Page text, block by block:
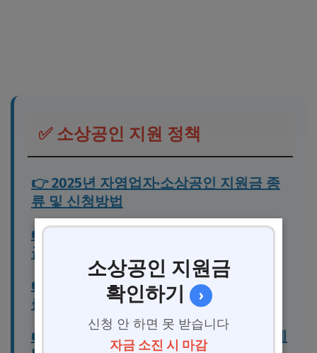
✅ 소상공인 지원 정책
👉 2025년 자영업자·소상공인 지원금 종
류 및 신청방법
👉 전국 지역별 소상공인 카드수수료 환
급 신청방법
👉 자영업자 소상공인 장기채무조정 ‘새
출발기금’ 안내
👉 2025 소상공인 자영업자 정부 대출: 혜
소상공인 지원금
확인하기
›
신청 안 하면 못 받습니다
자금 소진 시 마감